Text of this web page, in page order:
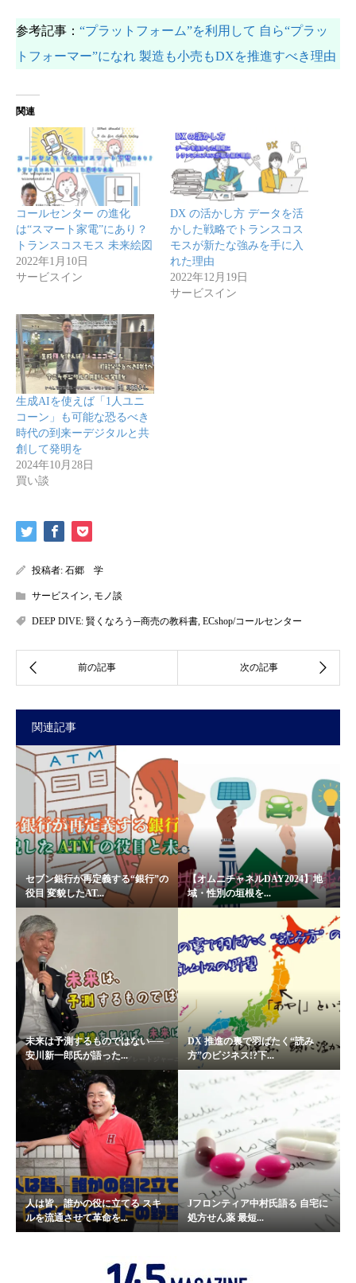
参考記事： “プラットフォーム”を利用して 自ら“プラッ
トフォーマー”になれ 製造も小売もDXを推進すべき理由
関連
コールセンター の進化
は“スマート家電”にあり？
トランスコスモス 未来絵図
2022年1月10日
サービスイン
DX の活かし方 データを活
かした戦略でトランスコス
モスが新たな強みを手に入
れた理由
2022年12月19日
サービスイン
生成AIを使えば「1人ユニ
コーン」も可能な恐るべき
時代の到来ーデジタルと共
創して発明を
2024年10月28日
買い談
投稿者: 石郷 学
サービスイン モノ談
DEEP DIVE: 賢くなろう─商売の教科書 ECshop/コールセンター
関連記事
セブン銀行が再定義する“銀行”の
役目 変貌したAT...
【オムニチャネルDAY2024】地
域・性別の垣根を...
未来は予測するものではない──
安川新一郎氏が語った...
DX 推進の裏で羽ばたく“読み
方”のビジネス!?下...
人は皆、誰かの役に立てる スキ
ルを流通させて革命を...
Jフロンティア中村氏語る 自宅に
処方せん薬 最短...